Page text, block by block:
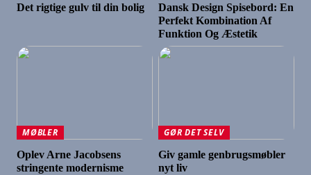
Det rigtige gulv til din bolig
Dansk Design Spisebord: En
Perfekt Kombination Af
Funktion Og Æstetik
MØBLER
Oplev Arne Jacobsens
stringente modernisme
GØR DET SELV
Giv gamle genbrugsmøbler
nyt liv